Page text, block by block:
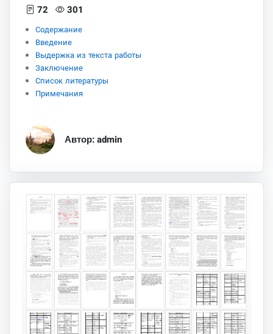
72 301
Содержание
Введение
Выдержка из текста работы
Заключение
Список литературы
Примечания
Автор: admin